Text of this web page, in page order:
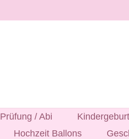
Prüfung / Abi
Hochzeit Ballons